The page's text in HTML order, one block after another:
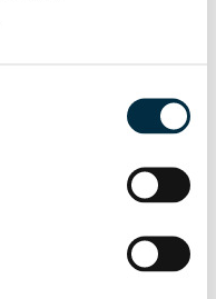
Vollständiges